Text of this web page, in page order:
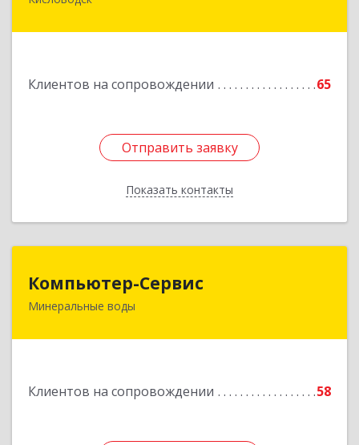
Клиентов на сопровождении 65
Отправить заявку
Показать контакты
Отправить заявку
Назад
Компьютер-Сервис
Минеральные воды
Клиентов на сопровождении 58
357202, Ставропольский край, Минеральные